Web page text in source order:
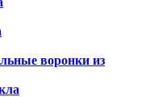
воронки из